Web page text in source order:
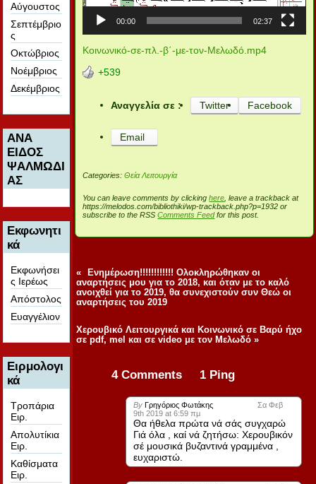
Αύγουστος
Σεπτέμβριο
ς
Οκτώβριος
Νοέμβριος
Δεκέμβριος
ΑΝΑ
ΕΙΔΟΣ
ΨΑΛΜΩΔΙ
ΑΣ
Εκφωνητι
κά
Εκφωνήσει
ς Ιερέως
Απόστολος
Ευαγγέλιον
Ειρμολογι
κά
Τροπάρια
Ειρ.
Απολυτίκια
Ειρ.
Καθίσματα
Ειρ.
00:00 02:37
Κοινωνικό-σε-πλ.-β΄-με-τον-Μελωδό.mp4
+539
Αναγγελία σε : Twitter Facebook
Email
Categories:Θεία Λειτουργία
You can leave comments by clickinghere , leave a trackback at
https://melodos.com/bibliothiki/wp-trackback.php?p=1932 or
subscribe to the RSSComments Feedfor this post.
«
Ενημέρωση!!!!!!!!!!!! Ολοκληρώθηκαν οι
αναρτήσεις μου για το 2018, και όταν με το καλό
ανοιχθεί για το 2019, θα συνεχιστούν συν Θεώ οι
αναρτήσεις του 2019
Χερουβικό Λειτουργικά και Κοινωνικό σε Βαρύ ήχο
σε pdf, mel και σε video με τον Μελωδό »
4 Comments 1 Ping
By Γρηγόριος Φωτάκης
Σα Φεβ
9th 2019 at 6:59 πμ
Θα ήθελα πρώτα νά σάς συγχαρώ
Γιά όλα , καί νά ζητήσω: Χερουβικόν
σέ μουσικά βυζαντινά γραμμένα ,
ευχαριστώ.